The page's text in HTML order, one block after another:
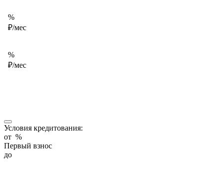
%
₽/мес
%
₽/мес
Условия кредитования:
от %
Первый взнос
до